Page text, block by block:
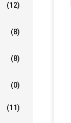
(12)
(8)
(8)
(0)
(11)